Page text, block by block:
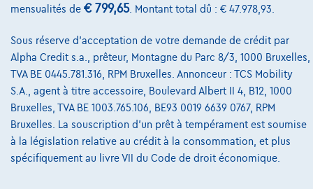
mensualités de € 799,65. Montant total dû : € 47.978,93.
Sous réserve d'acceptation de votre demande de crédit par
Alpha Credit s.a., prêteur, Montagne du Parc 8/3, 1000 Bruxelles,
TVA BE 0445.781.316, RPM Bruxelles. Annonceur : TCS Mobility
S.A., agent à titre accessoire, Boulevard Albert II 4, B12, 1000
Bruxelles, TVA BE 1003.765.106, BE93 0019 6639 0767, RPM
Bruxelles. La souscription d'un prêt à tempérament est soumise
à la législation relative au crédit à la consommation, et plus
spécifiquement au livre VII du Code de droit économique.
Notre équipe
Contact
@2024 TCS Mobility SA/NV Copyright
Conditions Générales